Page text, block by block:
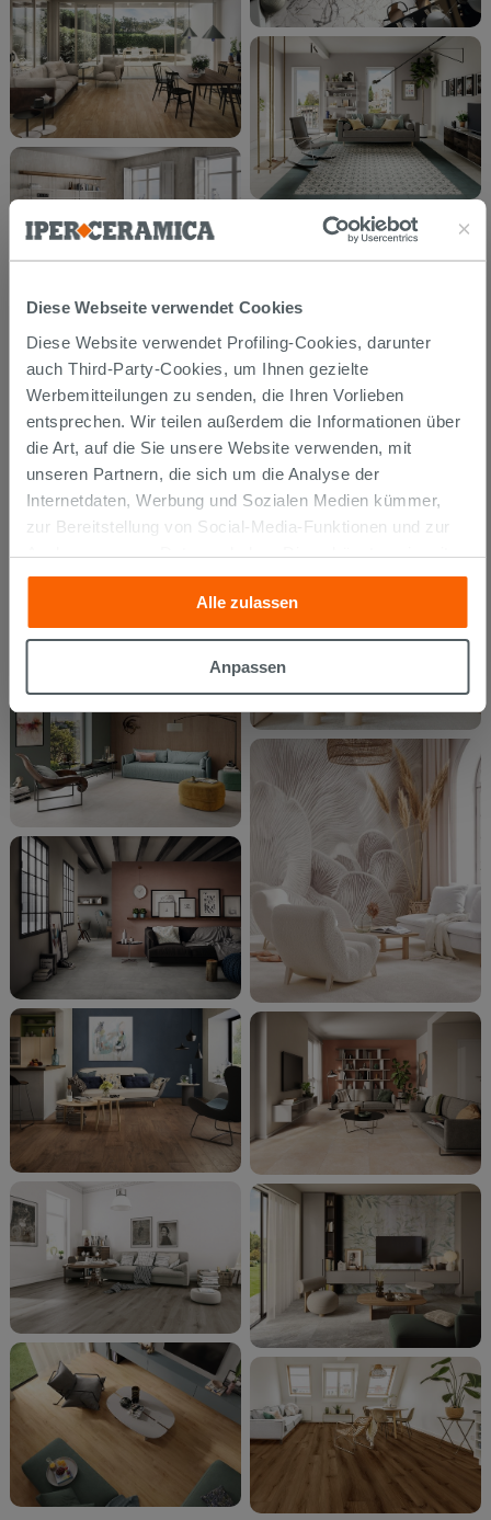
Diese Webseite verwendet Cookies
Diese Website verwendet Profiling-Cookies, darunter
auch Third-Party-Cookies, um Ihnen gezielte
Werbemitteilungen zu senden, die Ihren Vorlieben
entsprechen. Wir teilen außerdem die Informationen über
die Art, auf die Sie unsere Website verwenden, mit
unseren Partnern, die sich um die Analyse der
Internetdaten, Werbung und Sozialen Medien kümmer,
zur Bereitstellung von Social-Media-Funktionen und zur
Analyse unseres Datenverkehrs. Diese könnten sie mit
anderen Informationen, die Sie ihnen geliefert haben oder
die sie aufgrund Ihrer Verwendung ihrer Dienste
gesammelt haben, kombinieren. Falls Sie mehr wissen
möchten oder Ihre Zustimmung zu allen oder einigen
Zustimmung kann durch Klicken auf die Schaltfläche
„Cookies akzeptieren“ gegeben werden. Wenn Sie auf
die Schaltfläche "X" klicken, können Sie das Surfen erst
nach der Installation der technischen Cookies fortsetzen.
Alle zulassen
Anpassen